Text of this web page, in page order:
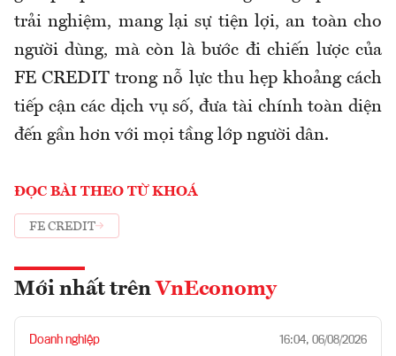
trải nghiệm, mang lại sự tiện lợi, an toàn cho
người dùng, mà còn là bước đi chiến lược của
FE CREDIT trong nỗ lực thu hẹp khoảng cách
tiếp cận các dịch vụ số, đưa tài chính toàn diện
đến gần hơn với mọi tầng lớp người dân.
ĐỌC BÀI THEO TỪ KHOÁ
FE CREDIT
Mới nhất trên VnEconomy
Doanh nghiệp 16:04, 06/08/2026